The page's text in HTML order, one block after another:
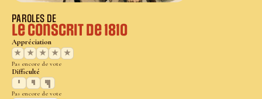
PAROLES DE
Le conscrit de 1810
Appréciation
★
★ ★ ★ ★
Pas encore de vote
Difficulté
Pas encore de vote